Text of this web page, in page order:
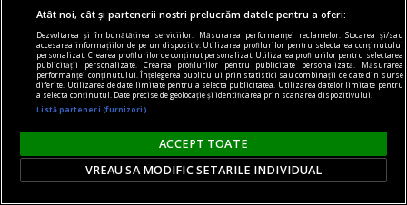
prof, viața mea
Viitorul începe ieri
Au mai fost și alte titluri, bineînțeles, poate nu
atît de cunoscute, unele de psihologie și
Atât noi, cât și partenerii noștri prelucrăm datele pentru a oferi:
Dezvoltarea și îmbunătățirea serviciilor. Măsurarea performanței reclamelor. Stocarea și/sau
accesarea informațiilor de pe un dispozitiv. Utilizarea profilurilor pentru selectarea conținutului
personalizat. Crearea profilurilor de conținut personalizat. Utilizarea profilurilor pentru selectarea
publicității personalizate. Crearea profilurilor pentru publicitate personalizată. Măsurarea
performanței conținutului. Înțelegerea publicului prin statistici sau combinații de date din surse
diferite. Utilizarea de date limitate pentru a selecta publicitatea. Utilizarea datelor limitate pentru
a selecta conținutul. Date precise de geolocație și identificarea prin scanarea dispozitivului.
Listă parteneri (furnizori)
ACCEPT TOATE
VREAU SA MODIFIC SETARILE INDIVIDUAL